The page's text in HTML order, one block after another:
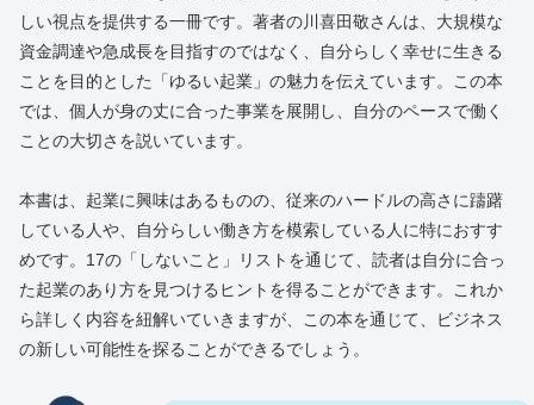
しい視点を提供する一冊です。著者の川喜田敬さんは、大規模な
資金調達や急成長を目指すのではなく、自分らしく幸せに生きる
ことを目的とした「ゆるい起業」の魅力を伝えています。この本
では、個人が身の丈に合った事業を展開し、自分のペースで働く
ことの大切さを説いています。
本書は、起業に興味はあるものの、従来のハードルの高さに躊躇
している人や、自分らしい働き方を模索している人に特におすす
めです。17の「しないこと」リストを通じて、読者は自分に合っ
た起業のあり方を見つけるヒントを得ることができます。これか
ら詳しく内容を紐解いていきますが、この本を通じて、ビジネス
の新しい可能性を探ることができるでしょう。